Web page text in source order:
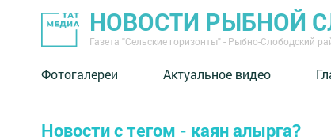
НОВОСТИ РЫБНОЙ
Газета "Сельские горизонты" - Рыбно-Слободский
Фотогалереи Актуальное видео
Новости с тегом - каян алырга?